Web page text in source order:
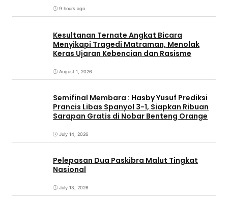
9 hours ago
Kesultanan Ternate Angkat Bicara
Menyikapi Tragedi Matraman, Menolak
Keras Ujaran Kebencian dan Rasisme
August 1, 2026
Semifinal Membara : Hasby Yusuf Prediksi
Prancis Libas Spanyol 3-1, Siapkan Ribuan
Sarapan Gratis di Nobar Benteng Orange
July 14, 2026
Pelepasan Dua Paskibra Malut Tingkat
Nasional
July 13, 2026